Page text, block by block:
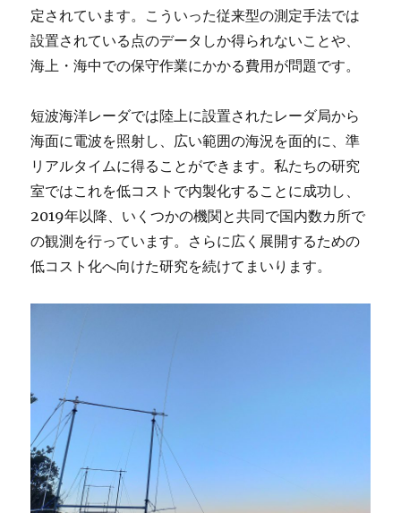
定されています。こういった従来型の測定手法では
設置されている点のデータしか得られないことや、
海上・海中での保守作業にかかる費用が問題です。
短波海洋レーダでは陸上に設置されたレーダ局から
海面に電波を照射し、広い範囲の海況を面的に、準
リアルタイムに得ることができます。私たちの研究
室ではこれを低コストで内製化することに成功し、
2019年以降、いくつかの機関と共同で国内数カ所で
の観測を行っています。さらに広く展開するための
低コスト化へ向けた研究を続けてまいります。